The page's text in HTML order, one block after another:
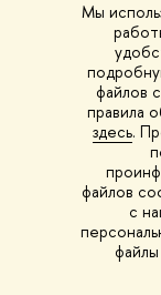
Мы
файлов
правила
здесь.
файлов
с